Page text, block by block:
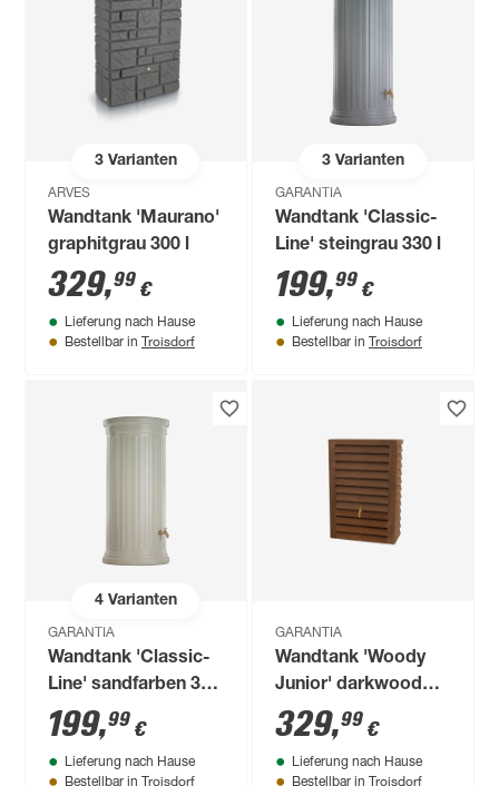
3Varianten
ARVES
Wandtank 'Maurano'
graphitgrau 300 l
329,99 €
Lieferung nach Hause
Bestellbar in Troisdorf
3Varianten
GARANTIA
Wandtank 'Classic-
Line' steingrau 330 l
199,99 €
Lieferung nach Hause
Bestellbar in Troisdorf
4Varianten
GARANTIA
Wandtank 'Classic-
Line' sandfarben 330
l
199,99 €
Lieferung nach Hause
Bestellbar in Troisdorf
GARANTIA
Wandtank 'Woody
Junior' darkwood
300 l
329,99 €
Lieferung nach Hause
Bestellbar in Troisdorf